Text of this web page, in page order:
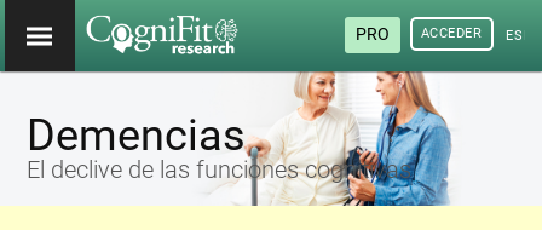
PRO ACCEDER
Demencias
El declive de las funciones cognitivas